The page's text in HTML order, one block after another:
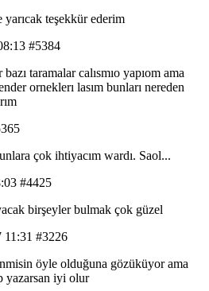
teşekkür ederim
#5384
taramalar calısmıo yapıom ama
orneklerı lasım bunları nereden
çok ihtiyacım wardı. Saol...
#4425
birşeyler bulmak çok güzel
#3226
öyle olduğuna gözüküyor ama
yazarsan iyi olur